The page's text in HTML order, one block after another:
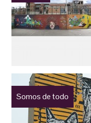
Somos de todo